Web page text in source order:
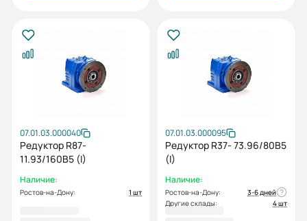
07.01.03.000040
Редуктор R87-
11.93/160В5 (I)
Наличие:
Ростов-на-Дону: 1 шт
07.01.03.000095
Редуктор R37- 73.96/80В5
(I)
Наличие:
Ростов-на-Дону:
3-6 дней
Другие склады:
4 шт